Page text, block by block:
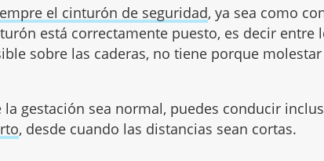
el cinturón de seguridad, ya sea como
está correctamente puesto, es decir entre
sobre las caderas, no tiene porque
la gestación sea normal, puedes conducir
, desde cuando las distancias sean cortas.